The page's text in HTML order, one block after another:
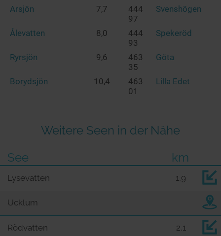
Arsjön 7,7
444
97
Svenshögen
Ålevatten 8,0
444
93
Spekeröd
Ryrsjön 9,6
463
35
Göta
Borydsjön 10,4
463
01
Lilla Edet
Weitere Seen in der Nähe
See
km
Lysevatten 1,9
Ucklum
Rödvatten 2,1